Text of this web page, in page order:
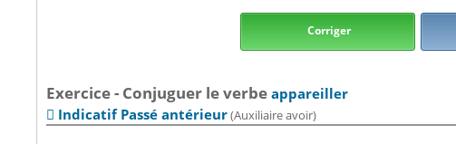
Corriger
Exercice - Conjuguer le verbeappareiller
 Indicatif Passé antérieur(Auxiliaire avoir)